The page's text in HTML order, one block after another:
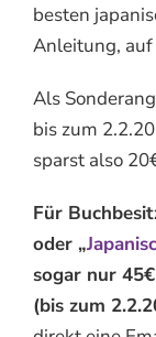
besten
Anleitung, auf
Als
bis zum
sparst also
Für
oder „
sogar nur 45€
(bis zum